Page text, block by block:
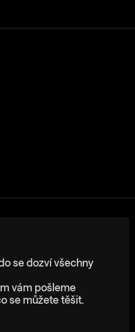
se dozví všechny
vám pošleme
se můžete těšit.